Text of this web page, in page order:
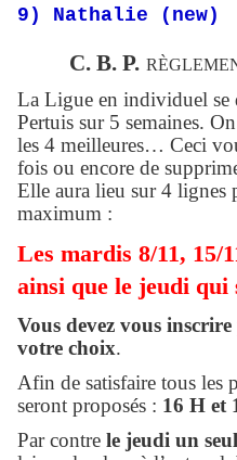
9) Nathalie
C. B. P.
La Ligue en individuel se
Pertuis sur 5 semaines.
les 4 meilleures… Ceci
fois ou encore de
Elle aura lieu sur 4 lignes
maximum :
Les mardis 8/11, 15/
ainsi que le jeudi
Vous devez vous
votre choix.
Afin de satisfaire tous les
seront proposés : 16 H et
Par contre le jeudi un